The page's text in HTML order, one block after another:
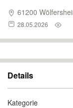
61200
28.05.2026
Details
Kategorie